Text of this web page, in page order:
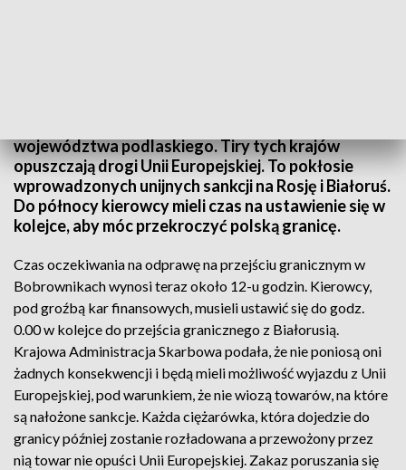
województwa podlaskiego. Tiry tych krajów
opuszczają drogi Unii Europejskiej. To pokłosie
wprowadzonych unijnych sankcji na Rosję i Białoruś.
Do północy kierowcy mieli czas na ustawienie się w
kolejce, aby móc przekroczyć polską granicę.
Czas oczekiwania na odprawę na przejściu granicznym w
Bobrownikach wynosi teraz około 12-u godzin. Kierowcy,
pod groźbą kar finansowych, musieli ustawić się do godz.
0.00 w kolejce do przejścia granicznego z Białorusią.
Krajowa Administracja Skarbowa podała, że nie poniosą oni
żadnych konsekwencji i będą mieli możliwość wyjazdu z Unii
Europejskiej, pod warunkiem, że nie wiozą towarów, na które
są nałożone sankcje. Każda ciężarówka, która dojedzie do
granicy później zostanie rozładowana a przewożony przez
nią towar nie opuści Unii Europejskiej. Zakaz poruszania się